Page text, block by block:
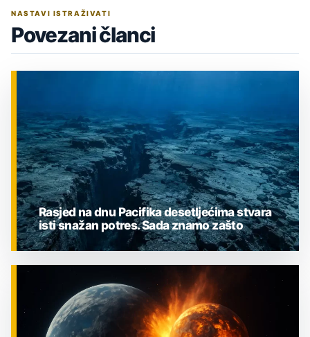
NASTAVI ISTRAŽIVATI
Povezani članci
Rasjed na dnu Pacifika desetljećima stvara
isti snažan potres. Sada znamo zašto